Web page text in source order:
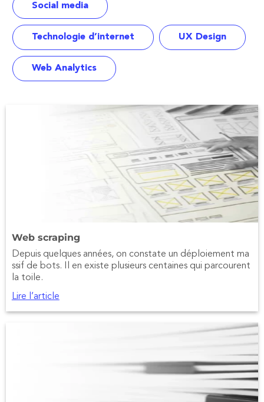
Social media
Technologie d’internet UX Design
Web Analytics
Web scraping
Depuis quelques années, on constate un déploiement ma
ssif de bots. Il en existe plusieurs centaines qui parcourent
la toile.
Lire l’article